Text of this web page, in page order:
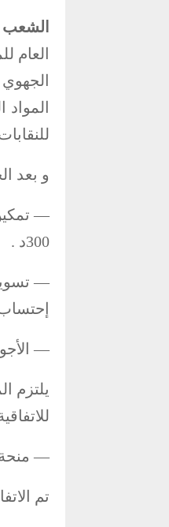
العام
و بعد
300د .
—
—
يلتزم
— منحة
تم